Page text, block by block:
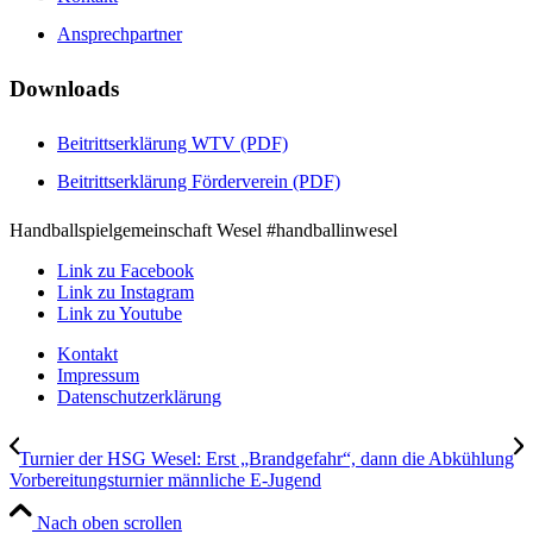
Ansprechpartner
Downloads
Beitrittserklärung WTV (PDF)
Beitrittserklärung Förderverein (PDF)
Handballspielgemeinschaft Wesel #handballinwesel
Link zu Facebook
Link zu Instagram
Link zu Youtube
Kontakt
Impressum
Datenschutzerklärung
Turnier der HSG Wesel: Erst „Brandgefahr“, dann die Abkühlung
Vorbereitungsturnier männliche E-Jugend
Nach oben scrollen